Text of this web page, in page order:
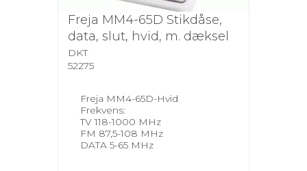
Freja MM4-65D Stikdåse,
data, slut, hvid, m. dæksel
DKT
52275
Freja MM4-65D-Hvid
Frekvens:
TV 118-1000 MHz
FM 87,5-108 MHz
DATA 5-65 MHz